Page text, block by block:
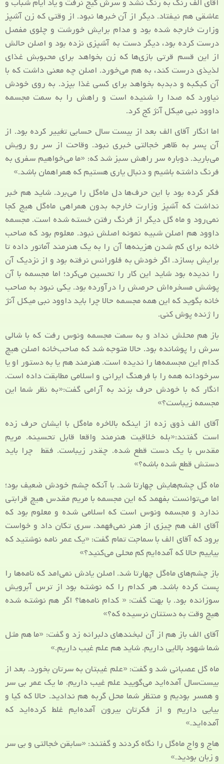
عاشقی هم نیفتاد. دیگر از آن خبرها نبود. از وقتی که زن آشپز
وزارت خارجه شده بود و مدام برایش خورشت و چلوی مفصل
درست کرده بود، دیگر دست به آشپزی نزده بود و اصلن حالش
از این قسم قرتی بازی‌ها که زن بخواهد برای محبوبش غذای
لذیذی درست کند، به هم می‌خورد. اصلن چه معنی داشت که با
آن کبکبه و دبدبه بخواهد برای کسی غذا بپزد. به روی خودش
نیاورد که صدا را شنیده است و راهش را به سمت مجسمه
داوود نبی میکل آنژ کج کرد.
اما انگار آقای الف بعد از بیست ‌سال حسابی تغییر کرده بود. از
آن پسر به ظاهر خجالتی خبری نبود. وقاحت از سر رو رویش
می‌بارید. دوباره سر راهش سبز شد که: «ما می‌خواهیم سفری به
فرنگ داشته باشیم و دنبال یاری هستیم که همراهمان باشد.»
فکر کرده بود با این حرف‌ها دل ماه‌گل را می‌برد. شاید هم خبر
نداشت که آشپز وزارت خارجه بدون همراهی ماه‌گل هیچ کجا
نمی‌رود و ماه گل دیگر از فرنگ رفتن خسته شده است. مجسمه
داوود هم اصلن شبیه نمونه اصلش نبود. معلوم بود که صاحب
خانه برای کم شدن هزینه‌ها آن را به یک هنرمند آماتور داده تا
برایش بسازد. اگر خودش به فلورانس نرفته بود و از نزدیک آن
را ندیده بود شاید این کار را تحسین می‌کرد؛ اما مجسمه با آن
پوشش مسخره‌اش حرصش را درآورده بود. یکی نبود به صاحب
خانه بگوید که این همه مجسمه حالا چرا باید داوود نبی میکل آنژ
را ژنده پوش کنی.
باز هم محلش نداد و به سمت مجسمه ونوس رفت که با شالی
سرش را پوشانده بود. حالا متوجه شد که صاحب‌خانه اصلن هیچ
کدام این مجسمه‌ها را ندیده است. هنرمند هم یا به دستور او یا
سرخودانه همه را با فرهنگ ایرانی و اسلامی مطابقت داده است.
انگار که با خودش حرف بزند به آرامی گفت:«به نظر شما این
مجسمه زیباست؟»
آقای الف ذوق زده از اینکه بالاخره ما‌ه‌گل با ایشان حرف زده
است گفتند:«بله خلاقیت هنرمند واقعا قابل تحسینه. مریم
مقدس با یک دست قطع شده. چقدر زیباست. فقط چرا باید
دستش قطع شده باشه؟»
ماه گل چشم‌هایش چهارتا شد. با آنکه چشم خودش ضعیف بود؛
اما می‌توانست بفهمد که این مجسمه با مریم مقدس هیچ قرابتی
ندارد و مجسمه ونوس است که اسلامی شده و معلوم بود که
آقای الف هم چیزی از هنر نمی‌فهمد. سری تکان داد و خواست
برود که آقای الف با سماجت تمام گفت: «یک عمر نامه نوشتید که
بیاییم حالا که آمده‌ایم کم محلی می‌کنید؟»
باز چشم‌های ماه‌گل چهارتا شد. اصلن یادش نمی‌امد که نامه‌ها را
پست کرده باشد. هر کدام را که نوشته بود از ترس آبرویش
سوزانده بود. با بهت گفت: « کدام نامه‌ها؟ اگر هم نوشته شده
هیچ وقت به دستتان نرسیده که؟»
آقای الف باز هم از آن لبخندهای دلبرانه زد و گفت: «ما هم مثل
شما شهود بالایی داریم. شاید هم علم غیب داریم.»
ماه گل عصبانی شد و گفت: «علم غیبتان به سرتان بخورد. بعد از
بیست‌سال آمده‌اید می‌گویید علم غیب داریم. ما یک عمر بی سر
و همسر بودیم و منتظر شما محل گربه هم ندادید. حالا که کیا و
بیایی داریم و از فکرتان بیرون آمده‌ایم غلط کرده‌اید که
آمده‌اید.»
هاج و واج ماه‌گل را نگاه کردند و گفتند: «سابقن خجالتی و بی سر
و زبان بودید.»